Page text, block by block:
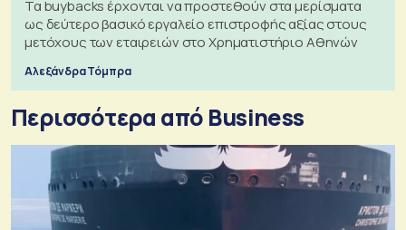
Τα buybacks έρχονται να προστεθούν στα μερίσματα
ως δεύτερο βασικό εργαλείο επιστροφής αξίας στους
μετόχους των εταιρειών στο Χρηματιστήριο Αθηνών
Αλεξάνδρα Τόμπρα
Περισσότερα από Business